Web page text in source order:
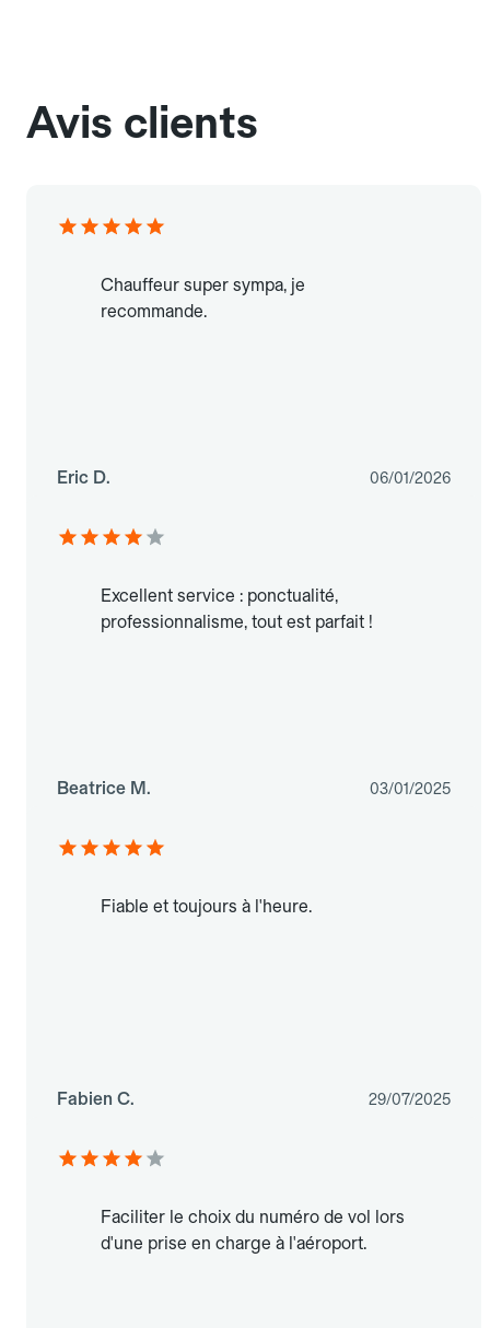
Avis clients
Chauffeur super sympa, je
recommande.
Eric D. 06/01/2026
Excellent service : ponctualité,
professionnalisme, tout est parfait !
Beatrice M. 03/01/2025
Fiable et toujours à l'heure.
Fabien C. 29/07/2025
Faciliter le choix du numéro de vol lors
d'une prise en charge à l'aéroport.